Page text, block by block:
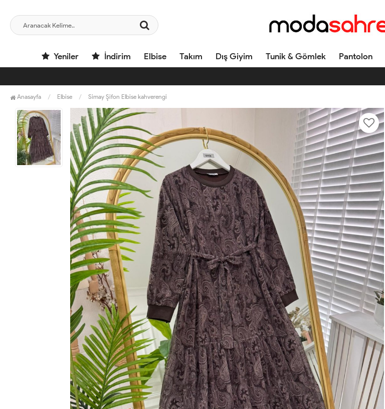
Yeniler İndirim Elbise Takım Dış Giyim Tunik & Gömlek Pantolon
Anasayfa Elbise Simay Şifon Elbise kahverengi